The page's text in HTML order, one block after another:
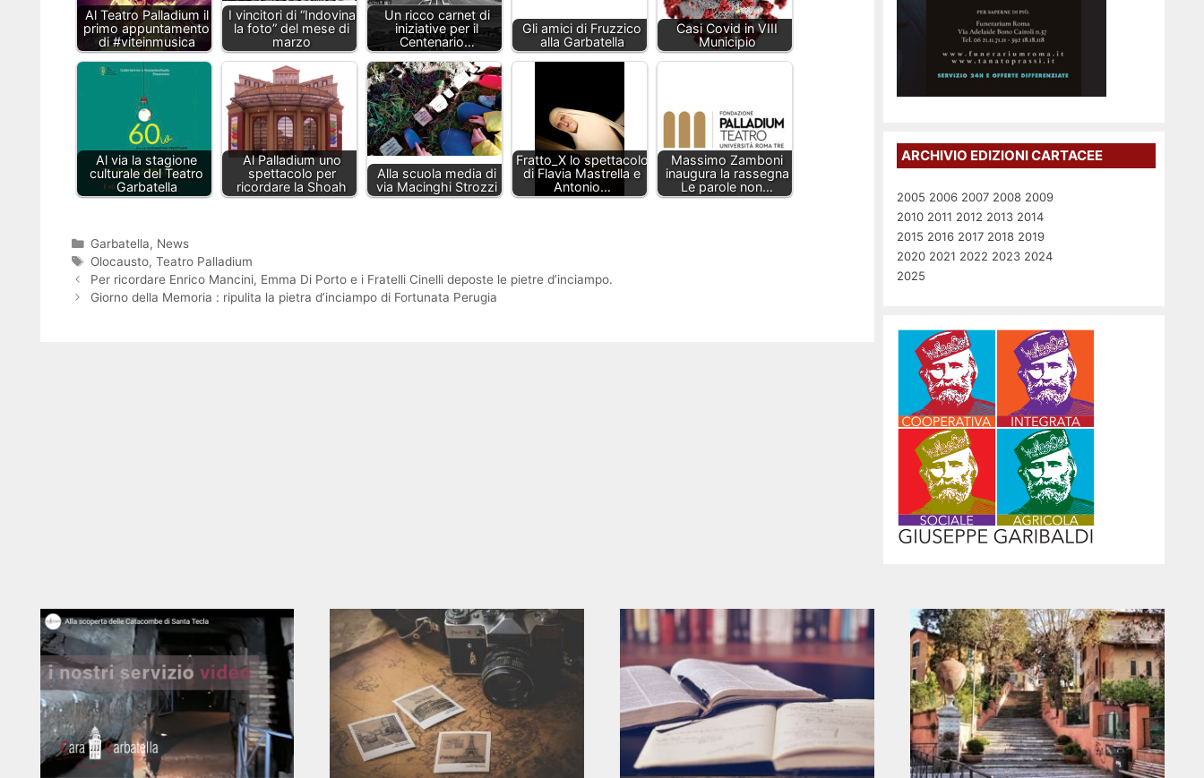
Al Teatro Palladium il
primo appuntamento
di #viteinmusica
I vincitori di “Indovina
la foto” del mese di
marzo
Un ricco carnet di
iniziative per il
Centenario…
Gli amici di Fruzzico
alla Garbatella
Casi Covid in VIII
Municipio
Al via la stagione
culturale del Teatro
Garbatella
Al Palladium uno
spettacolo per
ricordare la Shoah
Alla scuola media di
via Macinghi Strozzi
Fratto_X lo spettacolo
di Flavia Mastrella e
Antonio…
Massimo Zamboni
inaugura la rassegna
Le parole non…
Categorie
Garbatella, News
Tag
Olocausto, Teatro Palladium
Per ricordare Enrico Mancini, Emma Di Porto e i Fratelli Cinelli deposte le pietre d’inciampo.
Giorno della Memoria : ripulita la pietra d’inciampo di Fortunata Perugia
ARCHIVIO EDIZIONI CARTACEE
2005 2006 2007 2008 2009
2010 2011 2012 2013 2014
2015 2016 2017 2018 2019
2020 2021 2022 2023 2024
2025